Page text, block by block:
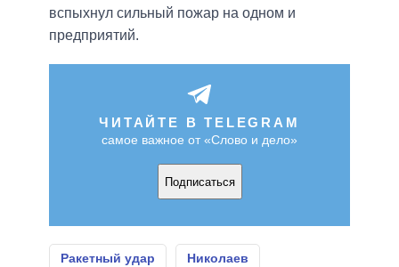
вспыхнул сильный пожар на одном и
предприятий.
ЧИТАЙТЕ В TELEGRAM
самое важное от «Слово и дело»
Подписаться
Ракетный удар Николаев